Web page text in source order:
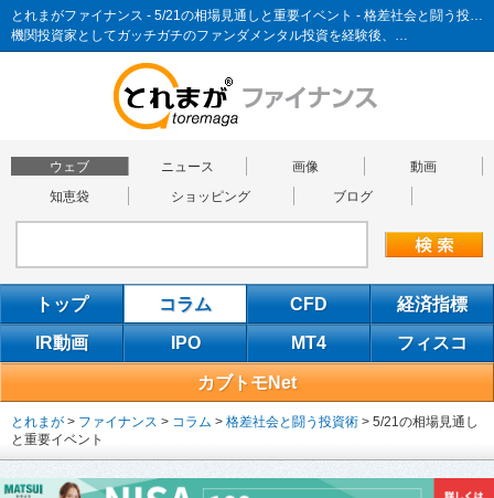
とれまがファイナンス - 5/21の相場見通しと重要イベント - 格差社会と闘う投資術
機関投資家としてガッチガチのファンダメンタル投資を経験後、…
ウェブ ニュース 画像
動画
知恵袋
ショッピング ブログ
トップ コラム CFD 経済指標
IR動画 IPO MT4 フィスコ
カブトモNet
とれまが > ファイナンス > コラム > 格差社会と闘う投資術 > 5/21の相場見通し
と重要イベント